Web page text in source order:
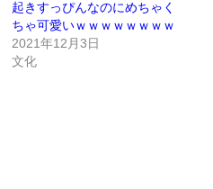
起きすっぴんなのにめちゃく
ちゃ可愛いｗｗｗｗｗｗｗｗ
2021年12月3日
文化